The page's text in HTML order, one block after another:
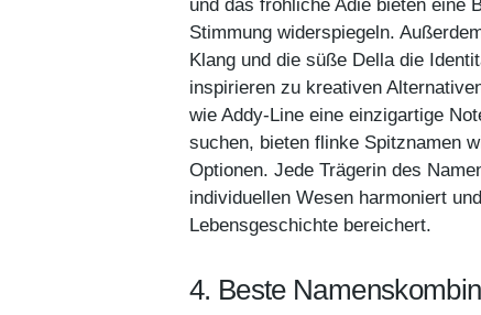
und das fröhliche Adie bieten eine
Stimmung widerspiegeln.
Klang und die süße Della die
inspirieren zu kreativen
wie Addy-Line eine einzigartige
suchen, bieten flinke Spitznamen
Optionen. Jede Trägerin des
individuellen Wesen harmoniert
Lebensgeschichte bereichert.
4. Beste